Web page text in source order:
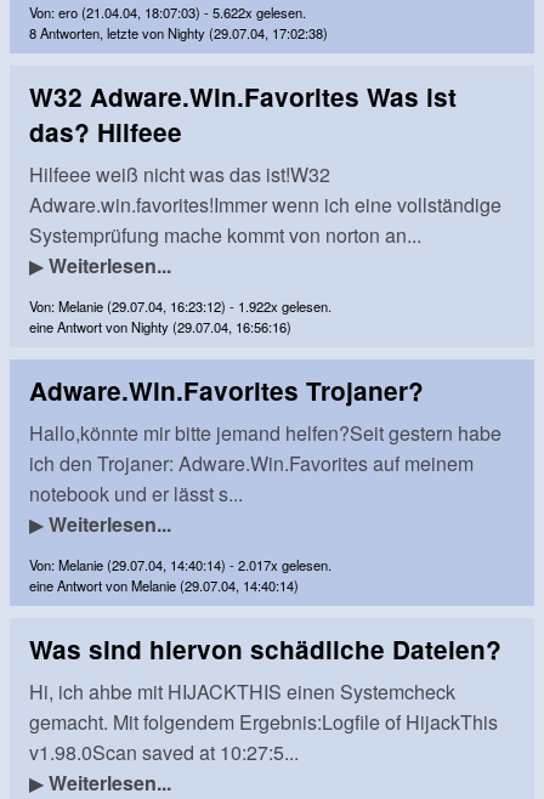
Von: ero (21.04.04, 18:07:03) - 5.622x gelesen.
8 Antworten, letzte von Nighty (29.07.04, 17:02:38)
W32 Adware.Win.Favorites Was ist
das? Hilfeee
Hilfeee weiß nicht was das ist!W32
Adware.win.favorites!Immer wenn ich eine vollständige
Systemprüfung mache kommt von norton an...
▶Weiterlesen...
Von: Melanie (29.07.04, 16:23:12) - 1.922x gelesen.
eine Antwort von Nighty (29.07.04, 16:56:16)
Adware.Win.Favorites Trojaner?
Hallo,könnte mir bitte jemand helfen?Seit gestern habe
ich den Trojaner: Adware.Win.Favorites auf meinem
notebook und er lässt s...
▶Weiterlesen...
Von: Melanie (29.07.04, 14:40:14) - 2.017x gelesen.
eine Antwort von Melanie (29.07.04, 14:40:14)
Was sind hiervon schädliche Dateien?
Hi, ich ahbe mit HIJACKTHIS einen Systemcheck
gemacht. Mit folgendem Ergebnis:Logfile of HijackThis
v1.98.0Scan saved at 10:27:5...
▶Weiterlesen...